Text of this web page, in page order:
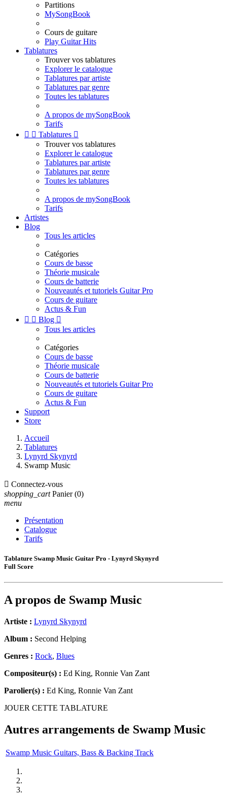
Partitions
MySongBook
Cours de guitare
Play Guitar Hits
Tablatures
Trouver vos tablatures
Explorer le catalogue
Tablatures par artiste
Tablatures par genre
Toutes les tablatures
A propos de mySongBook
Tarifs
  Tablatures 
Trouver vos tablatures
Explorer le catalogue
Tablatures par artiste
Tablatures par genre
Toutes les tablatures
A propos de mySongBook
Tarifs
Artistes
Blog
Tous les articles
Catégories
Cours de basse
Théorie musicale
Cours de batterie
Nouveautés et tutoriels Guitar Pro
Cours de guitare
Actus & Fun
  Blog 
Tous les articles
Catégories
Cours de basse
Théorie musicale
Cours de batterie
Nouveautés et tutoriels Guitar Pro
Cours de guitare
Actus & Fun
Support
Store
Accueil
Tablatures
Lynyrd Skynyrd
Swamp Music
 Connectez-vous
shopping_cart Panier (0)
menu
Présentation
Catalogue
Tarifs
Tablature Swamp Music Guitar Pro - Lynyrd Skynyrd
Full Score
A propos de Swamp Music
Artiste : Lynyrd Skynyrd
Album : Second Helping
Genres : Rock, Blues
Compositeur(s) : Ed King, Ronnie Van Zant
Parolier(s) : Ed King, Ronnie Van Zant
JOUER CETTE TABLATURE
Autres arrangements de Swamp Music
Swamp Music Guitars, Bass & Backing Track